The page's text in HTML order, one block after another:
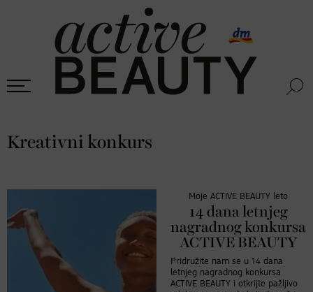
Kreativni konkurs
Moje ACTIVE BEAUTY leto
14 dana letnjeg
nagradnog konkursa
ACTIVE BEAUTY
Pridružite nam se u 14 dana
letnjeg nagradnog konkursa
ACTIVE BEAUTY i otkrijte pažljivo